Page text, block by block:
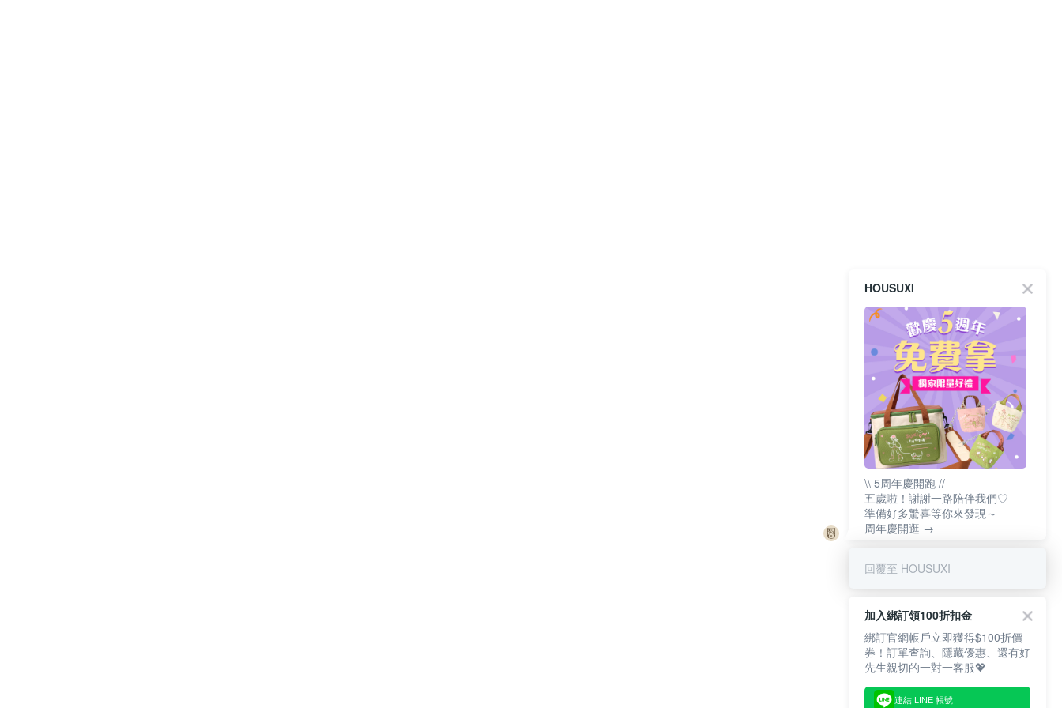
HOUSUXI
\\ 5周年慶開跑 //
五歲啦！謝謝一路陪伴我們♡
準備好多驚喜等你來發現～
周年慶開逛 →
回覆至 HOUSUXI
加入綁訂領100折扣金
綁訂官網帳戶立即獲得$100折價
券！訂單查詢、隱藏優惠、還有好
先生親切的一對一客服💖
連結 LINE 帳號